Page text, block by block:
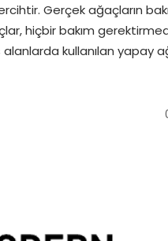
Gerçek ağaçların
hiçbir bakım
kullanılan yapay